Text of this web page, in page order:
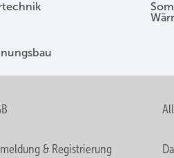
& Registrierung